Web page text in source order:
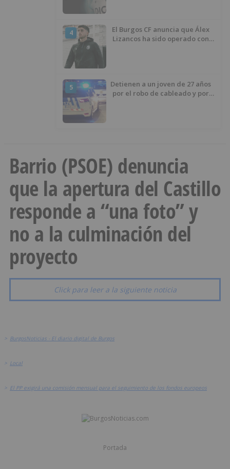
4
El Burgos CF anuncia que Álex
Lizancos ha sido operado con
5
Detienen a un joven de 27 años
por el robo de cableado y por
Barrio (PSOE) denuncia
que la apertura del Castillo
responde a “una foto” y
no a la culminación del
proyecto
Click para leer a la siguiente noticia
> BurgosNoticias - El diario digital de Burgos
> Local
> El PP exigirá una comisión mensual para el seguimiento de los fondos europeos
Portada